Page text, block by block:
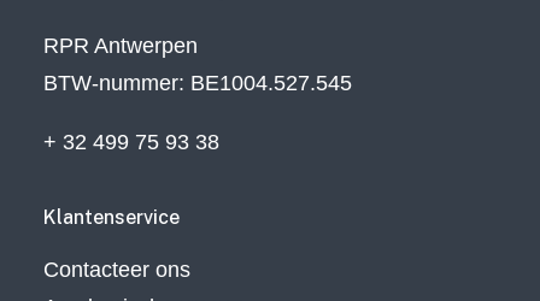
RPR Antwerpen
BTW-nummer: BE1004.527.545
+ 32 499 75 93 38
Klantenservice
Contacteer ons